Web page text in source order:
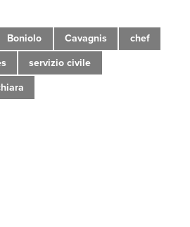
Boniolo Cavagnis chef
servizio civile